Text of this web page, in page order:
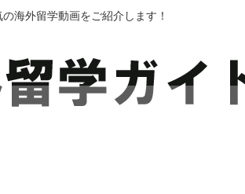
の海外留学動画をご紹介します！